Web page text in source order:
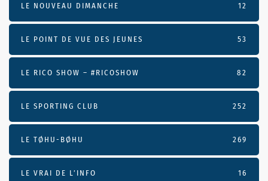
LE NOUVEAU DIMANCHE 12
LE POINT DE VUE DES JEUNES 53
LE RICO SHOW – #RICOSHOW 82
LE SPORTING CLUB 252
LE TØHU-BØHU 269
LE VRAI DE L’INFO 16